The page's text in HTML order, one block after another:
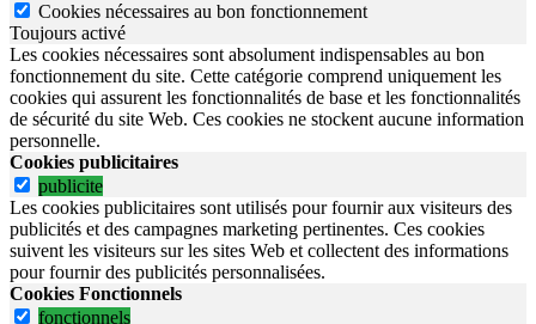
Cookies nécessaires au bon fonctionnement
Toujours activé
Les cookies nécessaires sont absolument indispensables au bon
fonctionnement du site. Cette catégorie comprend uniquement les
cookies qui assurent les fonctionnalités de base et les fonctionnalités
de sécurité du site Web. Ces cookies ne stockent aucune information
personnelle.
Cookies publicitaires
publicite
Les cookies publicitaires sont utilisés pour fournir aux visiteurs des
publicités et des campagnes marketing pertinentes. Ces cookies
suivent les visiteurs sur les sites Web et collectent des informations
pour fournir des publicités personnalisées.
Cookies Fonctionnels
fonctionnels